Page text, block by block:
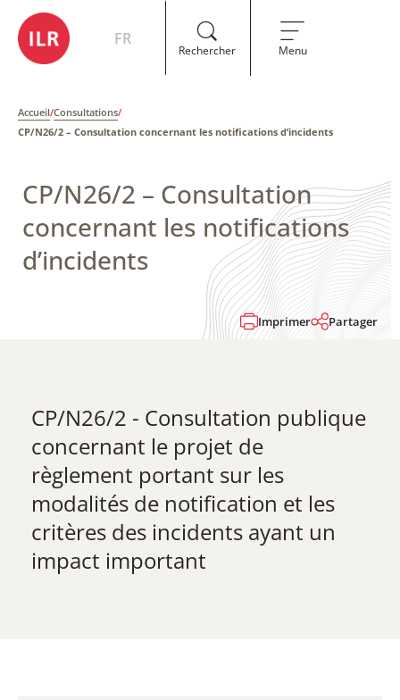
FR
Rechercher Menu
Accueil/Consultations/
CP/N26/2 – Consultation concernant les notifications d’incidents
CP/N26/2 – Consultation
concernant les notifications
d’incidents
Imprimer Partager
CP/N26/2 - Consultation publique
concernant le projet de
règlement portant sur les
modalités de notification et les
critères des incidents ayant un
impact important